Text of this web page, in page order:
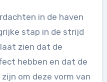
in de haven
stap in de strijd
zien dat de
hebben en dat de
om deze vorm van